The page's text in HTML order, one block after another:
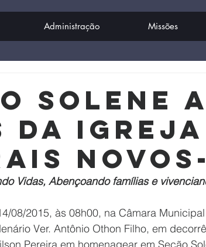
Administração Missões
Solene
da Igreja
Novos-
Vidas, Abençoando famílias e
08/2015, às 08h00, na Câmara
Ver. Antônio Othon Filho, em